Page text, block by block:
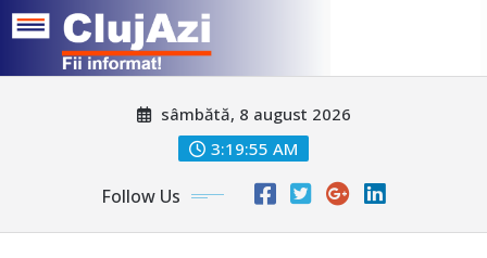
sâmbătă, 8 august 2026
3:19:57 AM
Follow Us